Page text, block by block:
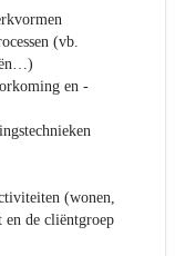
(vb.
en -
(wonen,
de cliëntgroep